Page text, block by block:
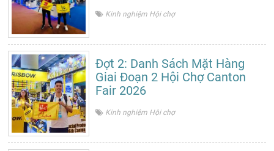
Kinh nghiệm Hội chợ
Đợt 2: Danh Sách Mặt Hàng
Giai Đoạn 2 Hội Chợ Canton
Fair 2026
Kinh nghiệm Hội chợ